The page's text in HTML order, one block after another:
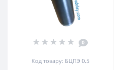
0
Код товару: БЦПЭ 0.5